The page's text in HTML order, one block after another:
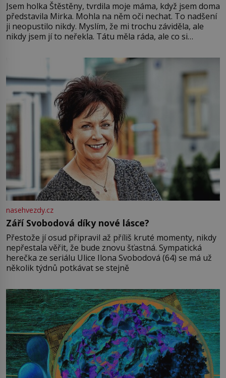
Jsem holka Štěstěny, tvrdila moje máma, když jsem doma
představila Mirka. Mohla na něm oči nechat. To nadšení
ji neopustilo nikdy. Myslím, že mi trochu záviděla, ale
nikdy jsem jí to neřekla. Tátu měla ráda, ale co si
Jsme spolu moc rádi Tehdy byla jiná doba, když
nasehvezdy.cz
Září Svobodová díky nové lásce?
Přestože jí osud připravil až příliš kruté momenty, nikdy
nepřestala věřit, že bude znovu šťastná. Sympatická
herečka ze seriálu Ulice Ilona Svobodová (64) se má už
několik týdnů potkávat se stejně